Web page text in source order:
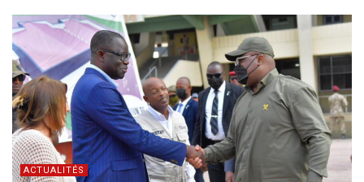
ACTUALITÉS